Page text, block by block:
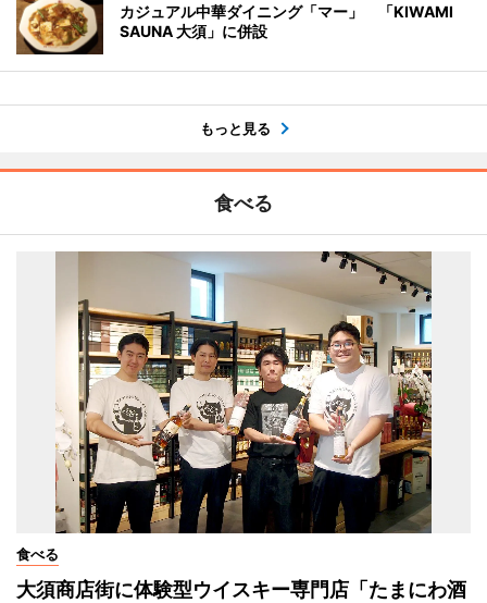
カジュアル中華ダイニング「マー」 「KIWAMI
SAUNA 大須」に併設
もっと見る
食べる
食べる
大須商店街に体験型ウイスキー専門店「たまにわ酒